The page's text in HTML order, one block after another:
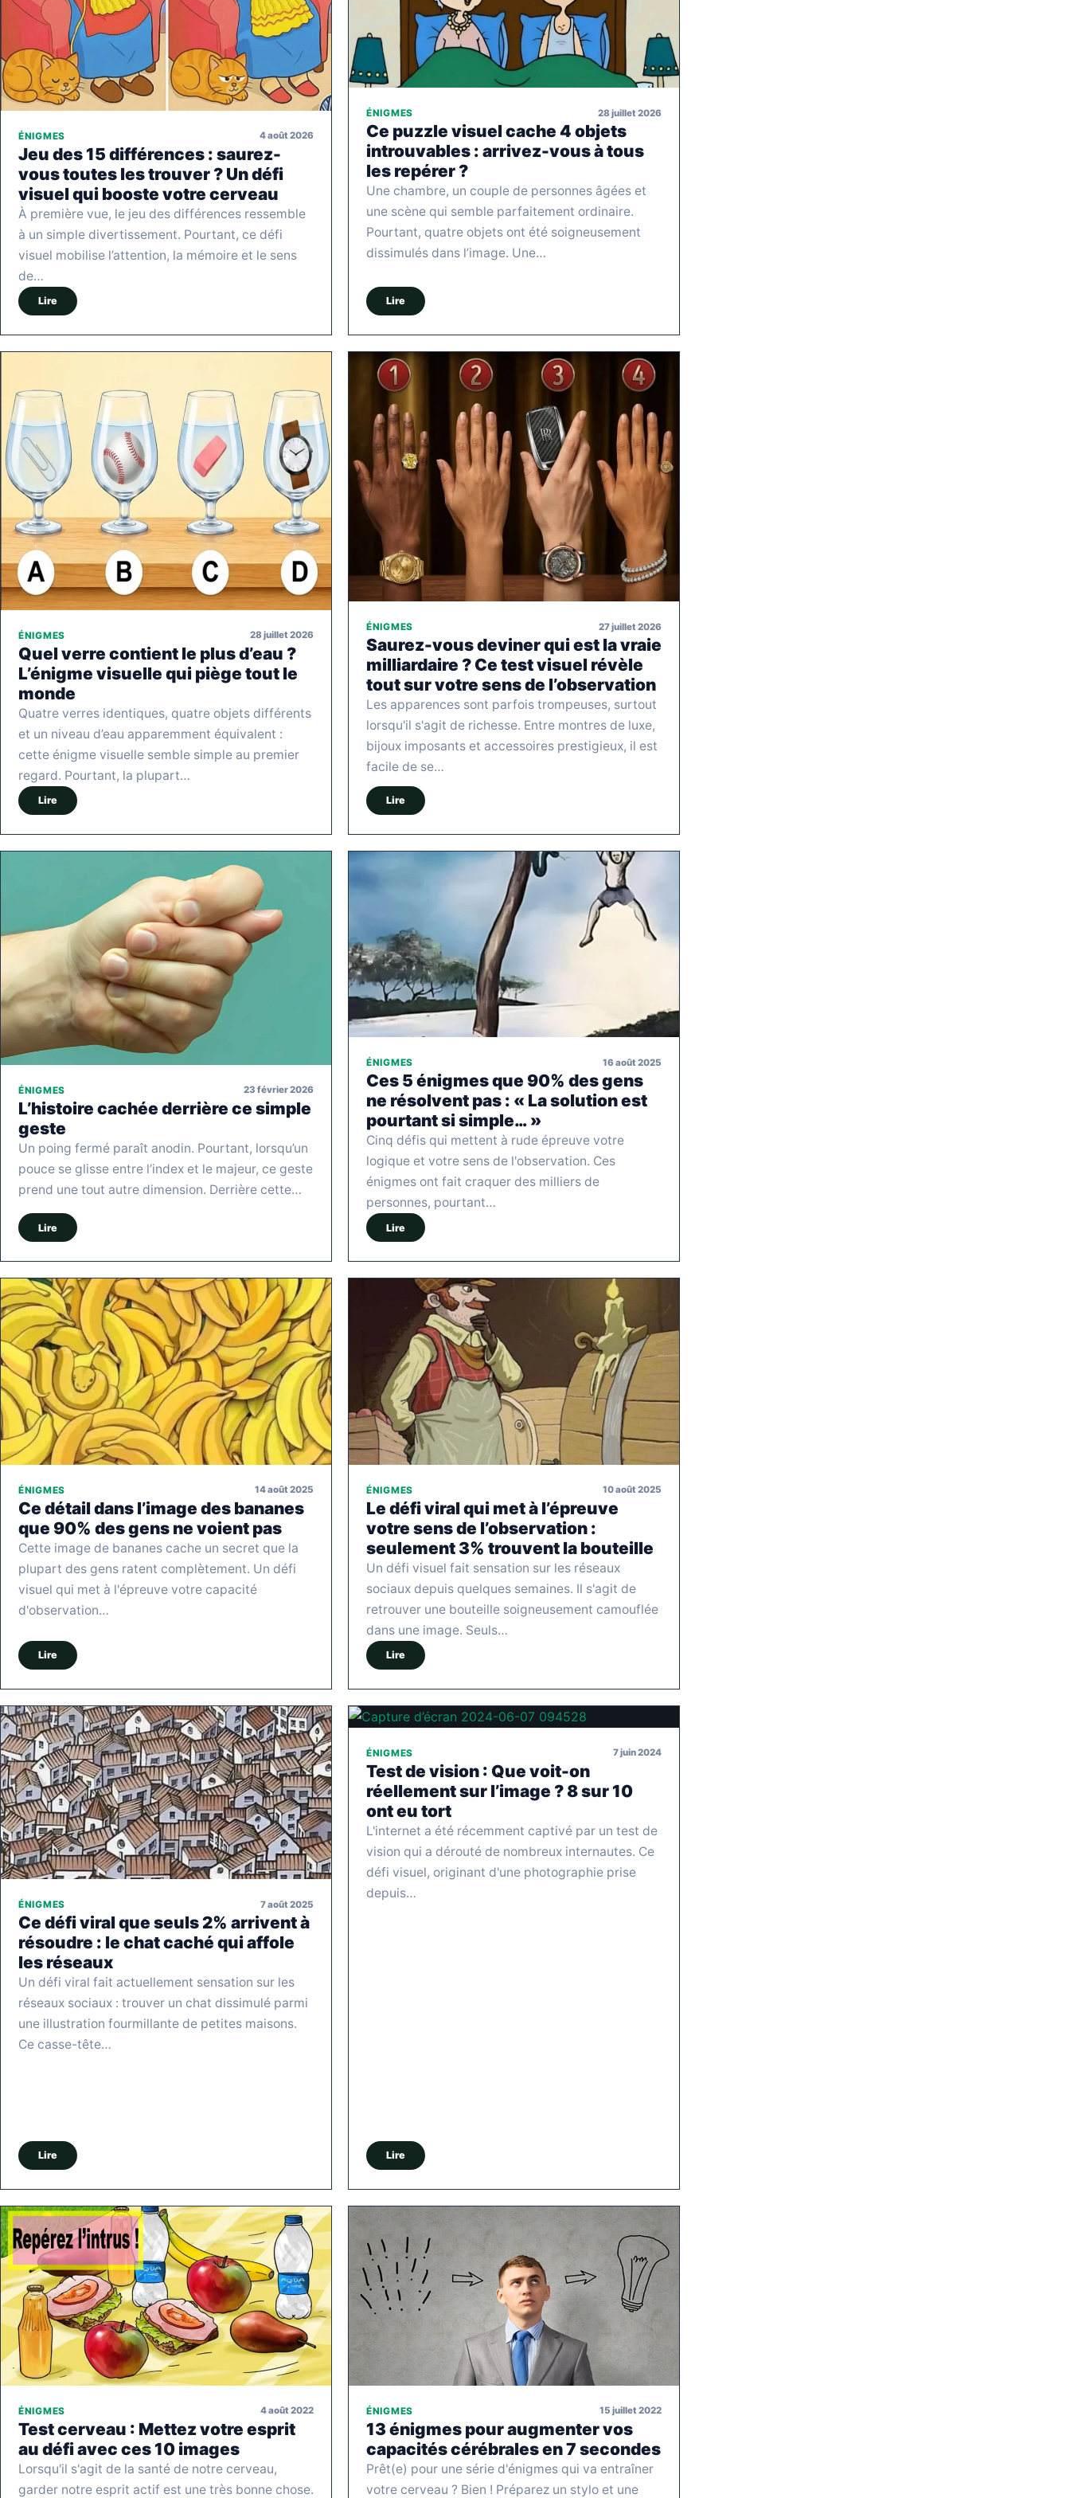
ÉNIGMES 4 août 2026
Jeu des 15 différences : saurez-
vous toutes les trouver ? Un défi
visuel qui booste votre cerveau
À première vue, le jeu des différences ressemble
à un simple divertissement. Pourtant, ce défi
visuel mobilise l’attention, la mémoire et le sens
de…
Lire
ÉNIGMES 28 juillet 2026
Ce puzzle visuel cache 4 objets
introuvables : arrivez-vous à tous
les repérer ?
Une chambre, un couple de personnes âgées et
une scène qui semble parfaitement ordinaire.
Pourtant, quatre objets ont été soigneusement
dissimulés dans l’image. Une…
Lire
ÉNIGMES 28 juillet 2026
Quel verre contient le plus d’eau ?
L’énigme visuelle qui piège tout le
monde
Quatre verres identiques, quatre objets différents
et un niveau d’eau apparemment équivalent :
cette énigme visuelle semble simple au premier
regard. Pourtant, la plupart…
Lire
ÉNIGMES 27 juillet 2026
Saurez-vous deviner qui est la vraie
milliardaire ? Ce test visuel révèle
tout sur votre sens de l’observation
Les apparences sont parfois trompeuses, surtout
lorsqu'il s'agit de richesse. Entre montres de luxe,
bijoux imposants et accessoires prestigieux, il est
facile de se…
Lire
ÉNIGMES 23 février 2026
L’histoire cachée derrière ce simple
geste
Un poing fermé paraît anodin. Pourtant, lorsqu’un
pouce se glisse entre l’index et le majeur, ce geste
prend une tout autre dimension. Derrière cette…
Lire
ÉNIGMES 16 août 2025
Ces 5 énigmes que 90% des gens
ne résolvent pas : « La solution est
pourtant si simple… »
Cinq défis qui mettent à rude épreuve votre
logique et votre sens de l'observation. Ces
énigmes ont fait craquer des milliers de
personnes, pourtant…
Lire
ÉNIGMES 14 août 2025
Ce détail dans l’image des bananes
que 90% des gens ne voient pas
Cette image de bananes cache un secret que la
plupart des gens ratent complètement. Un défi
visuel qui met à l'épreuve votre capacité
d'observation…
Lire
ÉNIGMES 10 août 2025
Le défi viral qui met à l’épreuve
votre sens de l’observation :
seulement 3% trouvent la bouteille
Un défi visuel fait sensation sur les réseaux
sociaux depuis quelques semaines. Il s'agit de
retrouver une bouteille soigneusement camouflée
dans une image. Seuls…
Lire
ÉNIGMES 7 août 2025
Ce défi viral que seuls 2% arrivent à
résoudre : le chat caché qui affole
les réseaux
Un défi viral fait actuellement sensation sur les
réseaux sociaux : trouver un chat dissimulé parmi
une illustration fourmillante de petites maisons.
Ce casse-tête…
Lire
ÉNIGMES 7 juin 2024
Test de vision : Que voit-on
réellement sur l’image ? 8 sur 10
ont eu tort
L'internet a été récemment captivé par un test de
vision qui a dérouté de nombreux internautes. Ce
défi visuel, originant d'une photographie prise
depuis…
Lire
ÉNIGMES 4 août 2022
Test cerveau : Mettez votre esprit
au défi avec ces 10 images
Lorsqu'il s'agit de la santé de notre cerveau,
garder notre esprit actif est une très bonne chose.
ÉNIGMES 15 juillet 2022
13 énigmes pour augmenter vos
capacités cérébrales en 7 secondes
Prêt(e) pour une série d'énigmes qui va entraîner
votre cerveau ? Bien ! Préparez un stylo et une